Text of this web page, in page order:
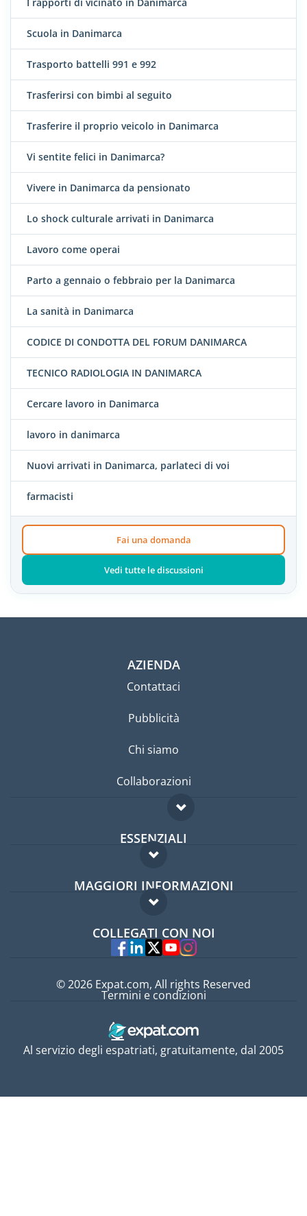
Scuola in Danimarca
Trasporto battelli 991 e 992
Trasferirsi con bimbi al seguito
Trasferire il proprio veicolo in Danimarca
Vi sentite felici in Danimarca?
Vivere in Danimarca da pensionato
Lo shock culturale arrivati in Danimarca
Lavoro come operai
Parto a gennaio o febbraio per la Danimarca
La sanità in Danimarca
CODICE DI CONDOTTA DEL FORUM DANIMARCA
TECNICO RADIOLOGIA IN DANIMARCA
Cercare lavoro in Danimarca
lavoro in danimarca
Nuovi arrivati in Danimarca, parlateci di voi
farmacisti
Fai una domanda
Vedi tutte le discussioni
AZIENDA
Contattaci
Pubblicità
Chi siamo
Collaborazioni
ESSENZIALI
Forum per expat
Guida per expat
MAGGIORI INFORMAZIONI
Domande frequenti
Esperti
COLLEGATI CON NOI
Al servizio degli espatriati, gratuitamente, dal 2005
© 2026 Expat.com, All rights Reserved
Termini e condizioni